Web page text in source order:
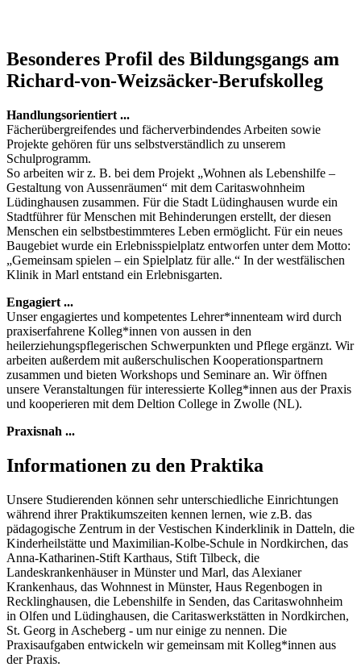
Besonderes Profil des Bildungsgangs am
Richard-von-Weizsäcker-Berufskolleg
Handlungsorientiert ...
Fächerübergreifendes und fächerverbindendes Arbeiten sowie
Projekte gehören für uns selbstverständlich zu unserem
Schulprogramm.
So arbeiten wir z. B. bei dem Projekt „Wohnen als Lebenshilfe –
Gestaltung von Aussenräumen“ mit dem Caritaswohnheim
Lüdinghausen zusammen. Für die Stadt Lüdinghausen wurde ein
Stadtführer für Menschen mit Behinderungen erstellt, der diesen
Menschen ein selbstbestimmteres Leben ermöglicht. Für ein neues
Baugebiet wurde ein Erlebnisspielplatz entworfen unter dem Motto:
„Gemeinsam spielen – ein Spielplatz für alle.“ In der westfälischen
Klinik in Marl entstand ein Erlebnisgarten.
Engagiert ...
Unser engagiertes und kompetentes Lehrer*innenteam wird durch
praxiserfahrene Kolleg*innen von aussen in den
heilerziehungspflegerischen Schwerpunkten und Pflege ergänzt. Wir
arbeiten außerdem mit außerschulischen Kooperationspartnern
zusammen und bieten Workshops und Seminare an. Wir öffnen
unsere Veranstaltungen für interessierte Kolleg*innen aus der Praxis
und kooperieren mit dem Deltion College in Zwolle (NL).
Praxisnah ...
Informationen zu den Praktika
Unsere Studierenden können sehr unterschiedliche Einrichtungen
während ihrer Praktikumszeiten kennen lernen, wie z.B. das
pädagogische Zentrum in der Vestischen Kinderklinik in Datteln, die
Kinderheilstätte und Maximilian-Kolbe-Schule in Nordkirchen, das
Anna-Katharinen-Stift Karthaus, Stift Tilbeck, die
Landeskrankenhäuser in Münster und Marl, das Alexianer
Krankenhaus, das Wohnnest in Münster, Haus Regenbogen in
Recklinghausen, die Lebenshilfe in Senden, das Caritaswohnheim
in Olfen und Lüdinghausen, die Caritaswerkstätten in Nordkirchen,
St. Georg in Ascheberg - um nur einige zu nennen. Die
Praxisaufgaben entwickeln wir gemeinsam mit Kolleg*innen aus
der Praxis.